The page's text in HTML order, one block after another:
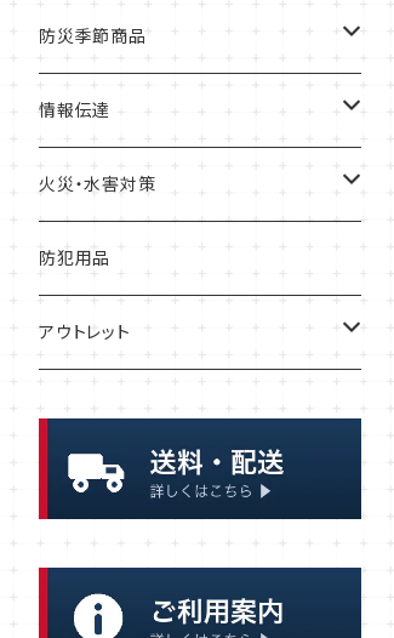
リゾット
非常食セット
一食ボックス
一食パック
インスタント麺
浄水・給水
炊き出し
落下防止
衛生用品
工具
テント
リアカー・避難車
担架
簡易ベッド
ガソリン缶
ガソリン携行缶
発電機
充電器・電池
防災季節商品
寒さ対策
暑さ・熱中症対策
情報伝達
メモ
メガホン・拡声器
火災・水害対策
ボート
防犯用品
アウトレット
缶詰
おかず